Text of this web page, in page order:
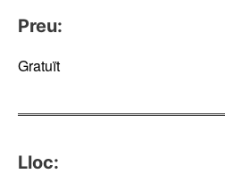
Preu:
Gratuït
Lloc: